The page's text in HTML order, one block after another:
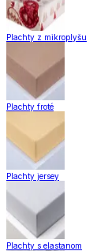
Plachty z mikroplyšu
Plachty froté
Plachty jersey
Plachty s elastanom